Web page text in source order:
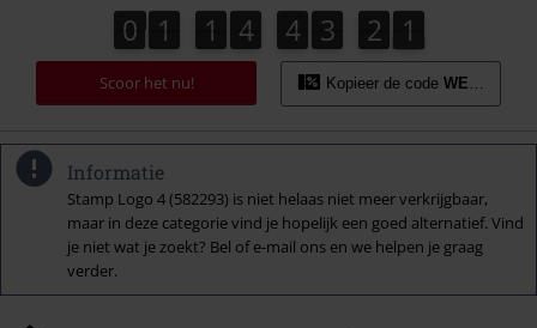
alternatieve
kleding
0
0 1
1 1
1 4
4 4
4 3
3 1
2
1
2 9
0
9
1
0
Scoor het nu! Kopieer de code WEEKEND
Informatie
Stamp Logo 4 (582293) is niet helaas niet meer verkrijgbaar,
maar in deze categorie vind je hopelijk een goed alternatief. Vind
je niet wat je zoekt? Bel of e-mail ons en we helpen je graag
verder.